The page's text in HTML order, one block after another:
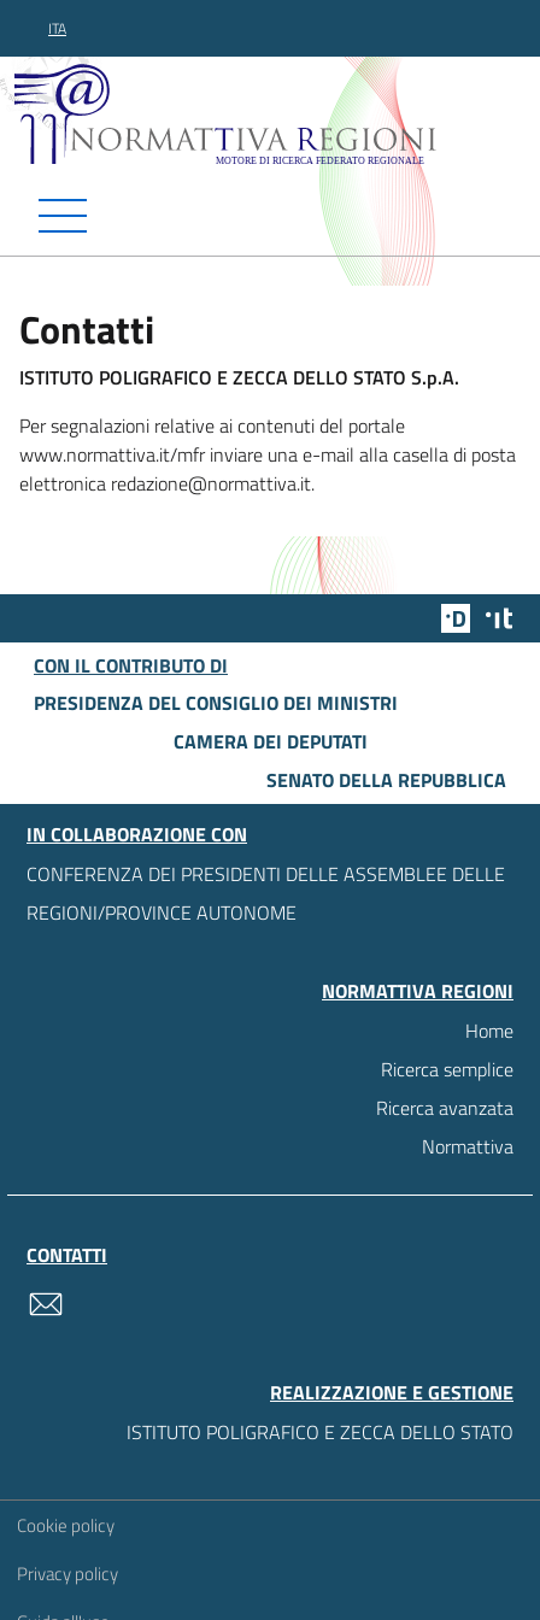
ITA
Normattiva Regioni -
Contatti
ISTITUTO POLIGRAFICO E ZECCA DELLO STATO S.p.A.
Per segnalazioni relative ai contenuti del portale
www.normattiva.it/mfr inviare una e-mail alla casella di posta
elettronica redazione@normattiva.it.
Team
CON IL CONTRIBUTO DI
PRESIDENZA DEL CONSIGLIO DEI MINISTRI
CAMERA DEI DEPUTATI
SENATO DELLA REPUBBLICA
IN COLLABORAZIONE CON
CONFERENZA DEI PRESIDENTI DELLE ASSEMBLEE DELLE
REGIONI/PROVINCE AUTONOME
NORMATTIVA REGIONI
Home
Ricerca semplice
Ricerca avanzata
Normattiva
CONTATTI
REALIZZAZIONE E GESTIONE
ISTITUTO POLIGRAFICO E ZECCA DELLO STATO
Sezione Link Utili
Cookie policy
Privacy policy